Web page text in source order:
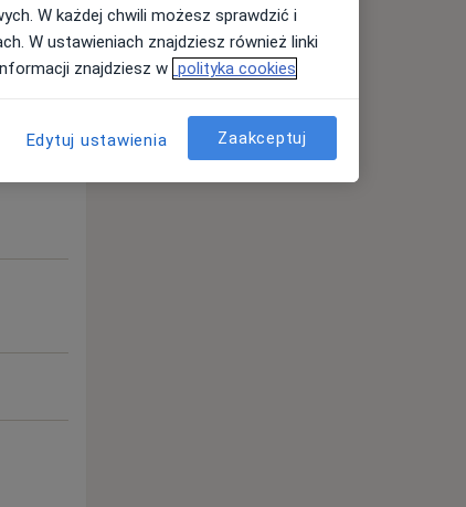
W każdej chwili możesz sprawdzić i
W ustawieniach znajdziesz również linki
znajdziesz w polityka cookies
Edytuj ustawienia Zaakceptuj